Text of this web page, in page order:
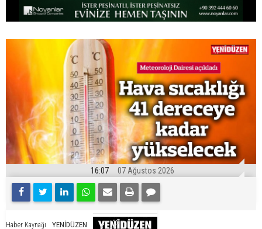
16:07 07 Ağustos 2026
Haber Kaynağı YENİDÜZEN